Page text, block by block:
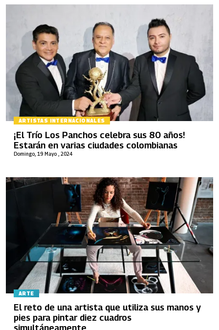
ARTISTAS INTERNACIONALES
Domingo, 19 Mayo , 2024
¡El Trío Los Panchos celebra sus 80 años!
Estarán en varias ciudades colombianas
ARTE
El reto de una artista que utiliza sus manos y
pies para pintar diez cuadros
simultáneamente